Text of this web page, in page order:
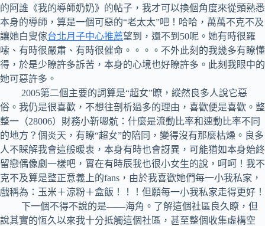
的阿誰《我的導師奶奶》的帖子，我才可以換個角度來從頭熟悉
本身的導師，算是一個可惡的“老太太”吧！哈哈，萬萬不克不及
讓她白叟傢台北月子中心推薦望到，還不到50呢。她有時很羅
嗦、有時很嚴肅、有時很催命。。。。不外此刻的我幾多有瞭懂
得，於是少瞭許多訴苦，本身的心境也好瞭許多。此刻我眼中的
她可惡許多。
2005第二個主要的詞算是“超女”瞭，縱然良多人說它惡
俗。我仍是很喜歡，不想往剖析過多的理由，喜歡便是喜歡。整
整一（28006）財務小靳嗯骯：什麼是流動比率和速動比率不同
的地方？個炎天，有瞭“超女”的陪同，變得沒有那麼枯燥。良多
人不睬解我會這般暖衷，本身有時也會訝異，可能猶如本身始終
留戀偶像劇一樣吧，實在有時辰我也很小女生的說，呵呵！我不
克不及算是整正意義上的fans，由於我喜歡她們每一小我私家，
戲稱為：玉米＋涼粉＋盒飯！！！但願每一小我私家走得更好！
下一個不得不說的是——海角。了解這個社區良久瞭，但
說其實的恆久以來我十分抵觸這個社區，甚至整個收集虛構空